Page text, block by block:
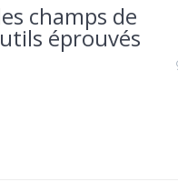
champs de
éprouvés